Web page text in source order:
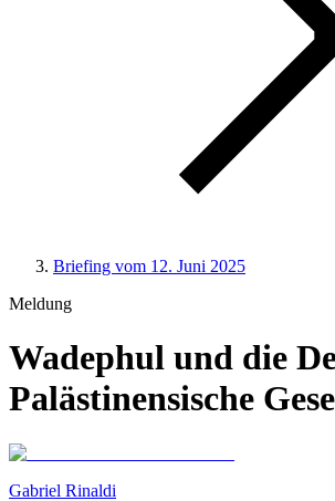
Briefing vom 12. Juni 2025
Meldung
Wadephul und die
Palästinensische
Gabriel Rinaldi